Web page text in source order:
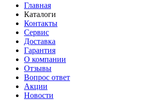
Главная
Каталоги
Контакты
Сервис
Доставка
Гарантия
О компании
Отзывы
Вопрос ответ
Акции
Новости